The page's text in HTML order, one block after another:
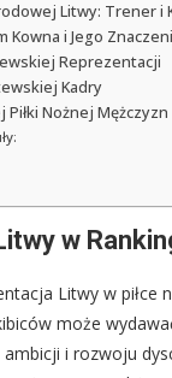
Litwy: Trener i
Kowna i Jego
Reprezentacji
Kadry
Nożnej Mężczyzn
w
Litwy w piłce
może
i rozwoju